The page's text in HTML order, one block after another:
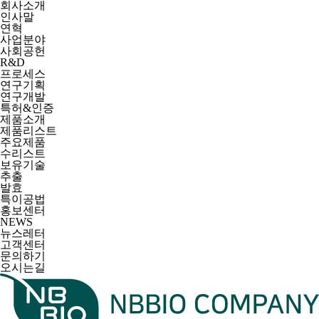
회사소개
인사말
연혁
사업분야
사회공헌
R&D
프로세스
연구기획
연구개발
특허&인증
제품소개
제품리스트
주요제품
수리스트
보유기술
추출
발효
특이공법
홍보센터
NEWS
뉴스레터
고객센터
문의하기
오시는길